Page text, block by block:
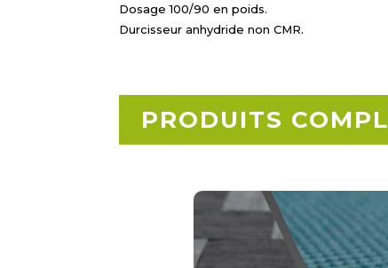
Dosage 100/90 en poids.
Durcisseur anhydride non CMR.
PRODUITS